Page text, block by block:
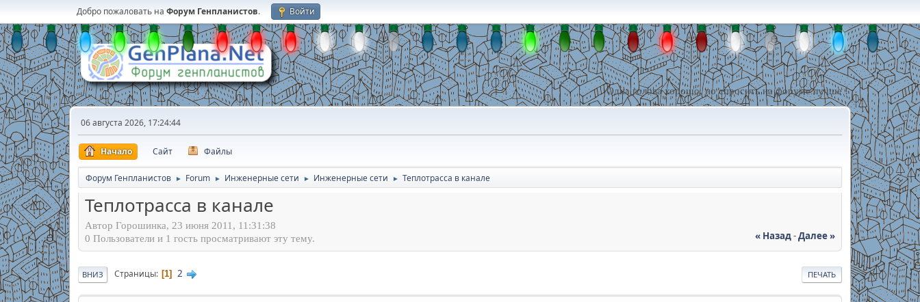
Добро пожаловать на Форум Генпланистов. Войти
Одна голова хорошо, но спросить на форуме лучше !
06 августа 2026, 17:24:44
Начало Сайт Файлы
Форум Генпланистов ► Forum ► Инженерные сети ► Инженерные сети ► Теплотрасса в канале
Теплотрасса в канале
Автор Горошинка, 23 июня 2011, 11:31:38
« Назад-Далее »
0 Пользователи и 1 гость просматривают эту тему.
ПЕЧАТЬ
ВНИЗ Страницы 1 2